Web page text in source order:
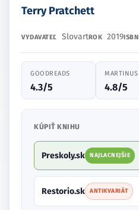
Terry Pratchett
VYDAVATEĽ SlovartROK 2019ISBN
GOODREADS
4.3/5
MARTINUS
4.8/5
KÚPIŤ KNIHU
Preskoly.sk NAJLACNEJŠIE
Restorio.sk ANTIKVARIÁT